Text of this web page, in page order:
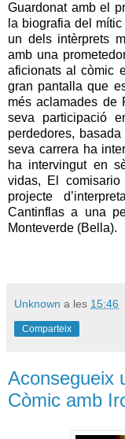
Guardonat amb el
la biografia del
un dels intèrprets
amb una
aficionats al còmic
gran pantalla que
més aclamades de
seva participació
perdedores,
seva carrera ha
ha intervingut en
vidas, El
projecte
Cantinflas a una
Monteverde (Bella).
Unknown a les 15:46
Comparteix
Aconsegueix
Còmic amb